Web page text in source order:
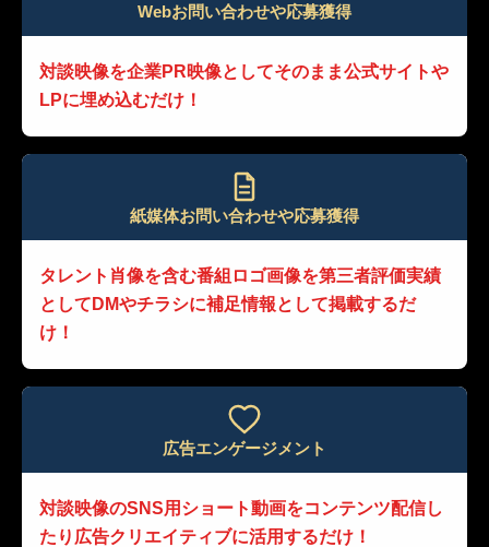
Webお問い合わせや応募獲得
対談映像を企業PR映像としてそのまま公式サイトや
LPに埋め込むだけ！
紙媒体お問い合わせや応募獲得
タレント肖像を含む番組ロゴ画像を第三者評価実績
として DMやチラシに補足情報として掲載するだ
け！
広告エンゲージメント
対談映像のSNS用ショート動画をコンテンツ配信し
たり 広告クリエイティブに活用するだけ！